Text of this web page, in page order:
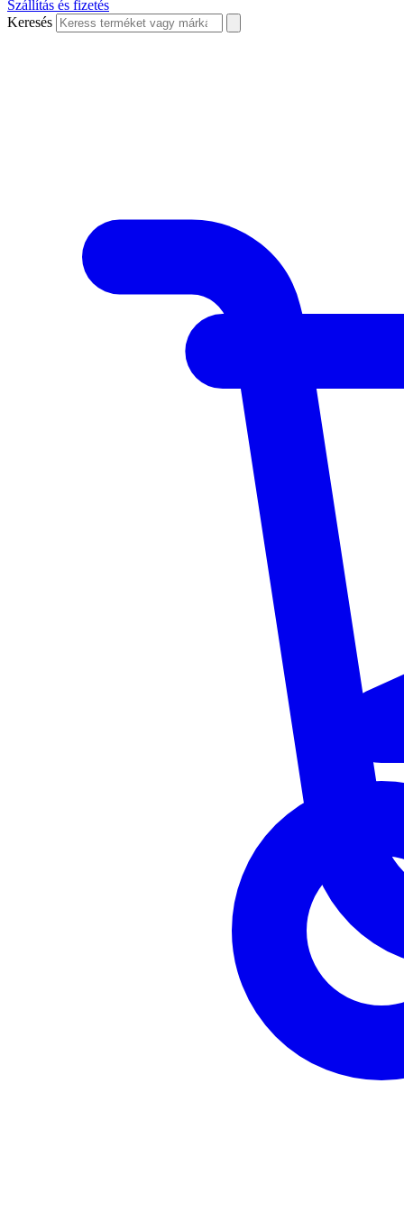
Szállítás és fizetés
Keresés